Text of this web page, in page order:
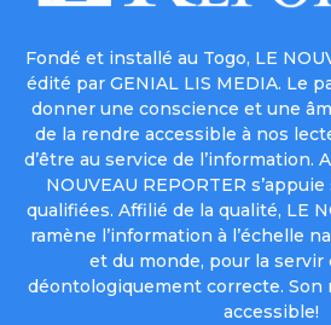
Fondé et installé au Togo, LE
édité par GENIAL LIS MEDIA. Le
donner une conscience et une
de la rendre accessible à nos
d’être au service de l’information.
NOUVEAU REPORTER
qualifiées. Affilié de la qualité, LE
ramène l’information à l’échelle
et du monde, pour la servir
déontologiquement correcte. Son
accessible!